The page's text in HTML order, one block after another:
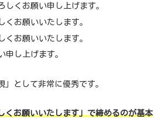
しくお願い申し上げます。
くお願いいたします。
くお願いいたします。
申し上げます。
」として非常に優秀です。
くお願いいたします」で締めるのが基本